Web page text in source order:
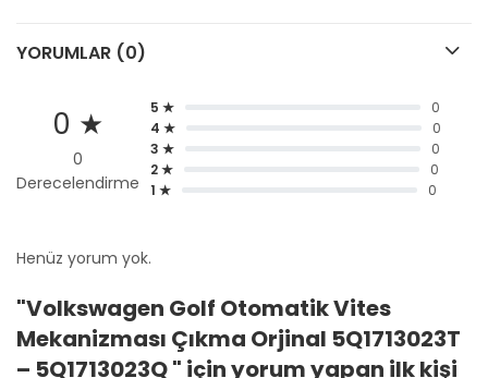
YORUMLAR (0)
0 ★
0
Derecelendirme
5 ★
0
4 ★
0
3 ★
0
2 ★
0
1 ★
0
Henüz yorum yok.
"Volkswagen Golf Otomatik Vites
Mekanizması Çıkma Orjinal 5Q1713023T
– 5Q1713023Q " için yorum yapan ilk kişi